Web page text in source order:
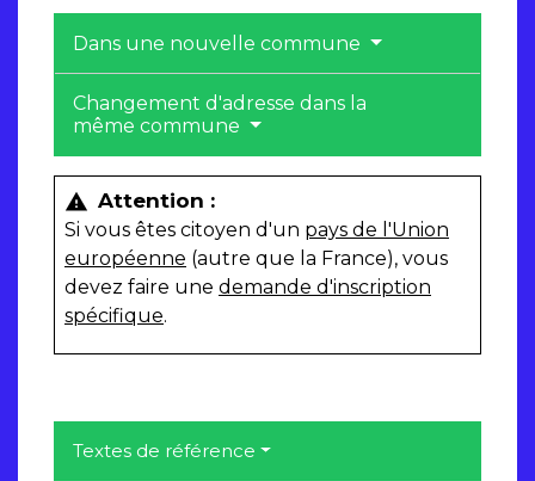
Dans une nouvelle commune
Changement d'adresse dans la
même commune
warning Attention :
Si vous êtes citoyen d'un pays de l'Union
européenne (autre que la France), vous
devez faire une demande d'inscription
spécifique.
Textes de référence